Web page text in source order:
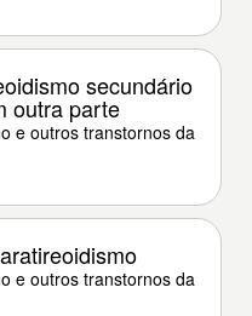
secundário
outra parte
e outros transtornos da
e outros transtornos da